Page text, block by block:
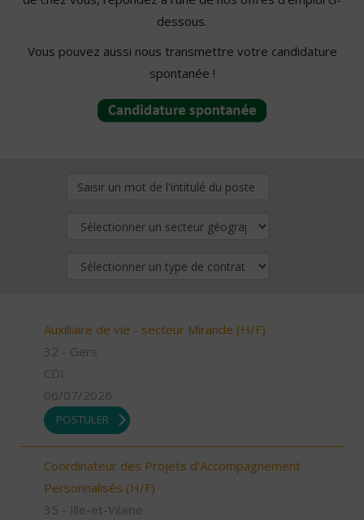
dessous.
Vous pouvez aussi nous transmettre votre candidature
spontanée !
Auxiliaire de vie - secteur Mirande (H/F)
32 - Gers
CDI
06/07/2026
POSTULER
Coordinateur des Projets d'Accompagnement
Personnalisés (H/F)
35 - Ille-et-Vilaine